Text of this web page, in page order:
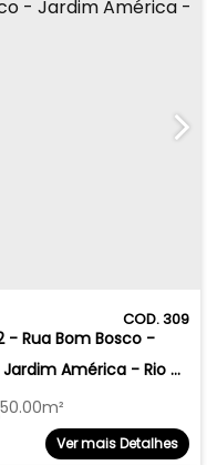
309
Rua Bom Bosco -
América - Rio
50.00m²
Ver mais Detalhes